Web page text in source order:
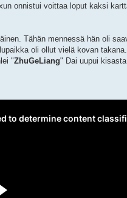
onnistui voittaa loput kaksi
Tähän mennessä hän oli
oli ollut vielä kovan
"ZhuGeLiang" Dai uupui